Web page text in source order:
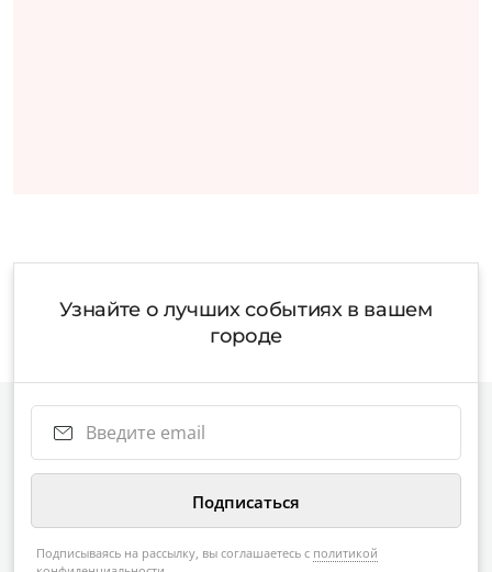
Узнайте о лучших событиях в вашем
городе
Подписываясь на рассылку, вы соглашаетесь с политикой